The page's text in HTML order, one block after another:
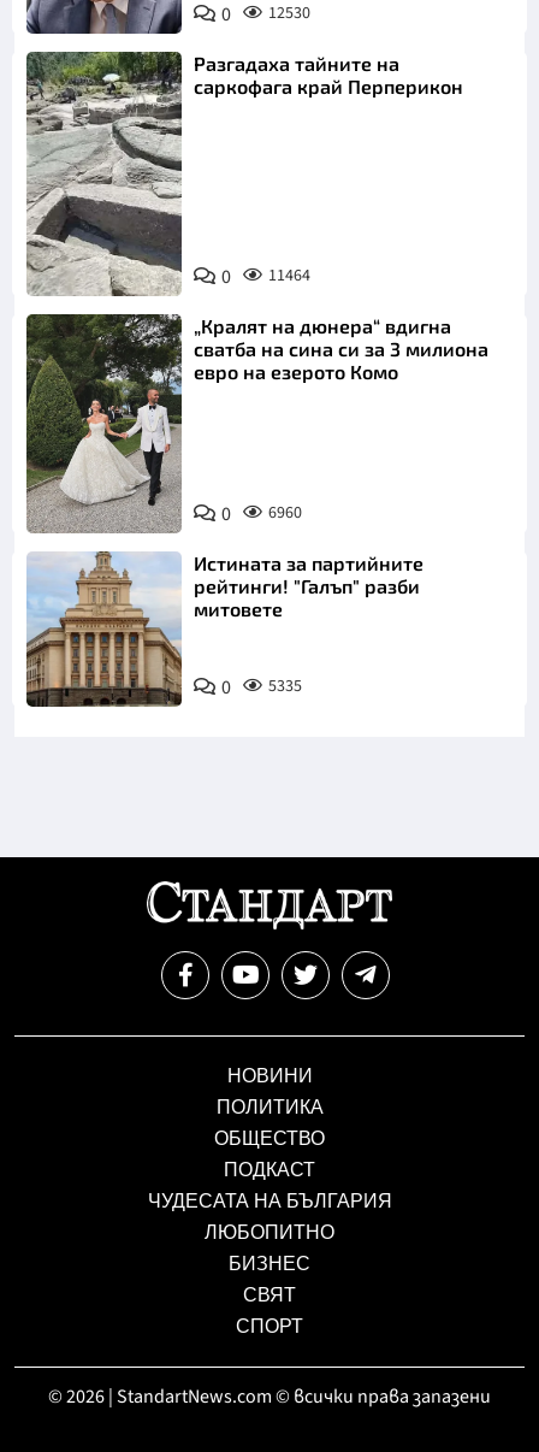
0 12530
Снимка:
Bulgaria ON
AIR
Разгадаха тайните на
саркофага край Перперикон
0 11464
Снимка:
Инстаграм
„Кралят на дюнера“ вдигна
сватба на сина си за 3 милиона
евро на езерото Комо
0 6960
Истината за партийните
рейтинги! "Галъп" разби
митовете
0 5335
НОВИНИ
ПОЛИТИКА
ОБЩЕСТВО
ПОДКАСТ
ЧУДЕСАТА НА БЪЛГАРИЯ
ЛЮБОПИТНО
БИЗНЕС
СВЯТ
СПОРТ
© 2026 | StandartNews.com © всички права запазени